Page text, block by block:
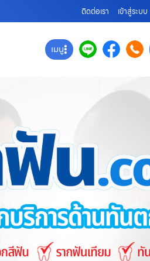
ติดต่อเรา เข้าสู่ระบบ
เมนู